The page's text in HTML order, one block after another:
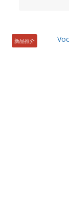
新品推介